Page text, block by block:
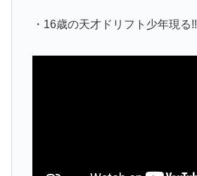
・16歳の天才ドリフト少年現る!!